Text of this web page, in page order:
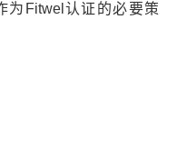
为Fitwel认证的必要策